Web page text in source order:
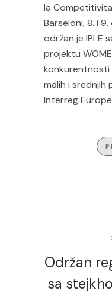
la
Barseloni, 8. i
održan je IPLE
projektu
konkurentnosti
malih i srednjih
Interreg
Održan
sa